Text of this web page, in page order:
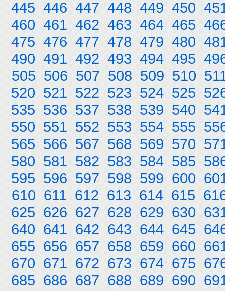
445 446 447 448 449 450
460 461 462 463 464 465
475 476 477 478 479 480
490 491 492 493 494 495
505 506 507 508 509 510
520 521 522 523 524 525
535 536 537 538 539 540
550 551 552 553 554 555
565 566 567 568 569 570
580 581 582 583 584 585
595 596 597 598 599 600
610 611 612 613 614 615
625 626 627 628 629 630
640 641 642 643 644 645
655 656 657 658 659 660
670 671 672 673 674 675
685 686 687 688 689 690